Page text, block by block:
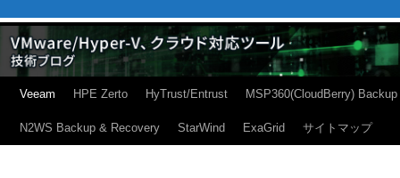
Veeam HPE Zerto HyTrust/Entrust MSP360(CloudBerry) Backup
N2WS Backup & Recovery StarWind ExaGrid サイトマップ